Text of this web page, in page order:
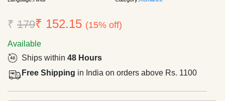
₹ 179₹ 152.15 (15% off)
Available
Ships within 48 Hours
Free Shipping in India on orders above Rs. 1100